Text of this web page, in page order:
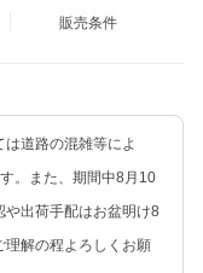
販売条件
道路の混雑等によ
。また、期間中8月10
出荷手配はお盆明け8
理解の程よろしくお願